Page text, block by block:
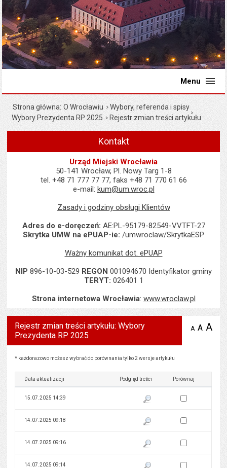
Menu
Strona główna O Wrocławiu
Wybory, referenda i spisy
Wybory Prezydenta RP 2025
Rejestr zmian treści artykułu
Kontakt
Urząd Miejski Wrocławia
50-141 Wrocław, Pl. Nowy Targ 1-8
tel. +48 71 777 77 77, faks +48 71 770 61 66
e-mail: kum@um.wroc.pl
Zasady i godziny obsługi Klientów
Adres do e-doręczeń: AE:PL-95179-82549-VVTFT-27
Skrytka UMW na ePUAP-ie: /umwroclaw/SkrytkaESP
Ważny komunikat dot. ePUAP
NIP 896-10-03-529 REGON 001094670 Identyfikator gminy
TERYT: 026401 1
Strona internetowa Wrocławia: www.wroclaw.pl
Rejestr zmian treści artykułu: Wybory
Prezydenta RP 2025
A zmniejsz
A A
Rejestr zmian treści artykułu: Wybory Prezydenta RP 2025
* każdorazowo możesz wybrać do porównania tylko 2 wersje artykułu
Data aktualizacji Podgląd treści Porównaj
15.07.2025 14:39 Pokaż podgląd wersji z dnia
Zaznacz wersję do
14.07.2025 09:18 Pokaż podgląd wersji z dnia
Zaznacz wersję do
14.07.2025 09:16 Pokaż podgląd wersji z dnia
Zaznacz wersję do
14.07.2025 09:14 Pokaż podgląd wersji z dnia
Zaznacz wersję do